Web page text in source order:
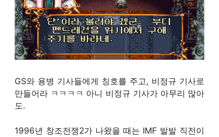
GS와 용병 기사들에게 칭호를 주고, 비정규 기사로
만들어라 ㅋㅋㅋㅋ 아니 비정규 기사가 아무리 많아
도.
1996년 창조전쟁2가 나왔을 때는 IMF 발발 직전이